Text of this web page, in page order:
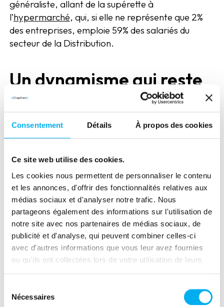
Consentement Détails À propos des cookies
Ce site web utilise des cookies.
Les cookies nous permettent de personnaliser le contenu
et les annonces, d'offrir des fonctionnalités relatives aux
médias sociaux et d'analyser notre trafic. Nous
partageons également des informations sur l'utilisation de
notre site avec nos partenaires de médias sociaux, de
publicité et d'analyse, qui peuvent combiner celles-ci
avec d'autres informations que vous leur avez fournies
ou qu'ils ont collectées lors de votre utilisation de leurs
Nécessaires
généraliste, allant de la supérette à
l’hypermarché, qui, si elle ne représente que 2%
des entreprises, emploie 59% des salariés du
secteur de la Distribution.
Un dynamisme qui reste
bon, mais en perte de
vitesse
d’entreprises actives dans la Distribution a
progressé de +4,3%, soit un peu en deça des +5,4%
constatés en France métropolitaine tous secteurs
confondus. Le secteur de la Distribution a
cependant enregistré pendant la pandémie
Covid-19, un pic entre 2020 et 2021 avec +11,4%
d’entreprises. En effet, la période a été jugée
propice par de nombreuses personnes pour
lancer leurs petites entreprises en complément
professionnelle.